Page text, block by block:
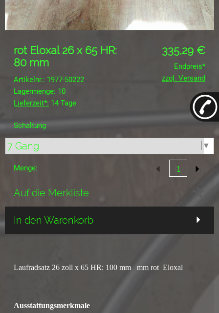
335,29 €
rot Eloxal 26 x 65 HR:
80 mm
Artikelnr.: 1977-50222
Lagermenge: 10
Lieferzeit*: 14 Tage
Endpreis*
zzgl. Versand
Schaltung
Menge:
Auf die Merkliste
In den Warenkorb
Laufradsatz 26 zoll x 65 HR: 100 mm mm rot Eloxal
Ausstattungsmerkmale